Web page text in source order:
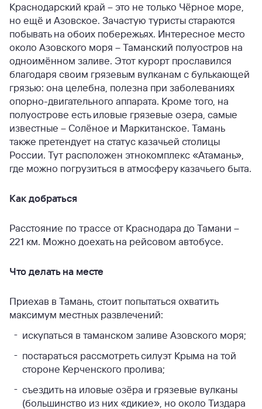
Краснодарский край – это не только Чёрное море,
но ещё и Азовское. Зачастую туристы стараются
побывать на обоих побережьях. Интересное место
около Азовского моря – Таманский полуостров на
одноимённом заливе. Этот курорт прославился
благодаря своим грязевым вулканам с булькающей
грязью: она целебна, полезна при заболеваниях
опорно-двигательного аппарата. Кроме того, на
полуострове есть иловые грязевые озера, самые
известные – Солёное и Маркитанское. Тамань
также претендует на статус казачьей столицы
России. Тут расположен этнокомплекс «Атамань»,
где можно погрузиться в атмосферу казачьего быта.
Как добраться
Расстояние по трассе от Краснодара до Тамани –
221 км. Можно доехать на рейсовом автобусе.
Что делать на месте
Приехав в Тамань, стоит попытаться охватить
максимум местных развлечений:
искупаться в таманском заливе Азовского моря;
постараться рассмотреть силуэт Крыма на той
стороне Керченского пролива;
съездить на иловые озёра и грязевые вулканы
(большинство из них «дикие», но около Тиздара